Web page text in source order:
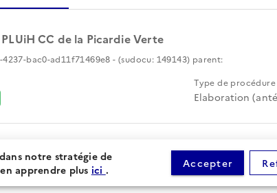
CC de la Picardie Verte
4237-bac0-ad11f71469e8 - (sudocu: 149143) parent:
Type de procédure
Elaboration
notre stratégie de
apprendre plus ici . Accepter